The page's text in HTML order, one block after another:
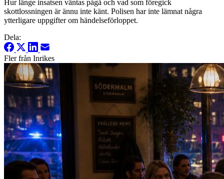
Hur länge insatsen väntas pågå och vad som föregick
skottlossningen är ännu inte känt. Polisen har inte lämnat några
ytterligare uppgifter om händelseförloppet.
Dela:
Fler från Inrikes